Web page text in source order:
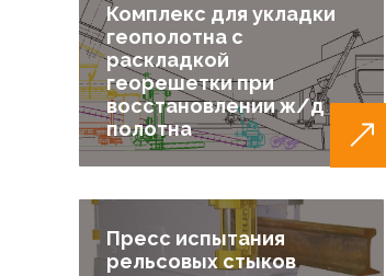
Комплекс для укладки
геополотна с
раскладкой
георешетки при
восстановлении ж/д
полотна
Пресс испытания
рельсовых стыков